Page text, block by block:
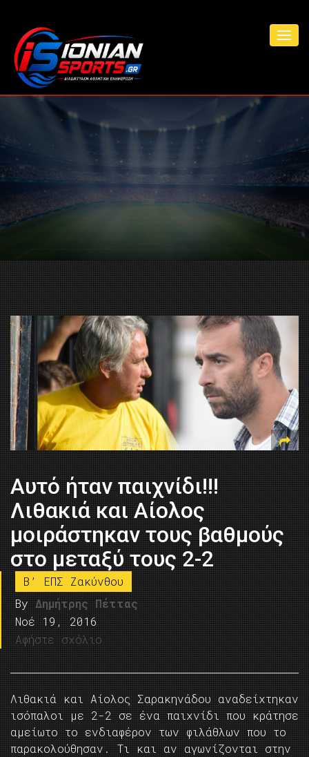
Αυτό ήταν παιχνίδι!!!
Λιθακιά και Αίολος
μοιράστηκαν τους βαθμούς
στο μεταξύ τους 2-2
B’ ΕΠΣ Ζακύνθου
By Δημήτρης Πέττας
Νοέ 19, 2016
Αφήστε σχόλιο
Λιθακιά και Αίολος Σαρακηνάδου αναδείχτηκαν
ισόπαλοι με 2-2 σε ένα παιχνίδι που κράτησε
αμείωτο το ενδιαφέρον των φιλάθλων που το
παρακολούθησαν. Τι και αν αγωνίζονται στην